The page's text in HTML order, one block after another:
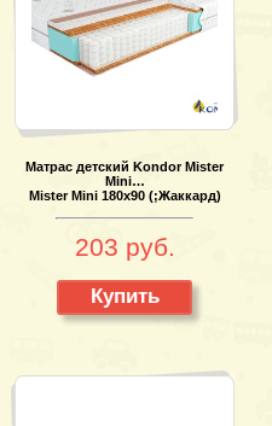
Матрас детский Kondor Mister
Mini…
Mister Mini 180х90 (;Жаккард)
203 руб.
Купить